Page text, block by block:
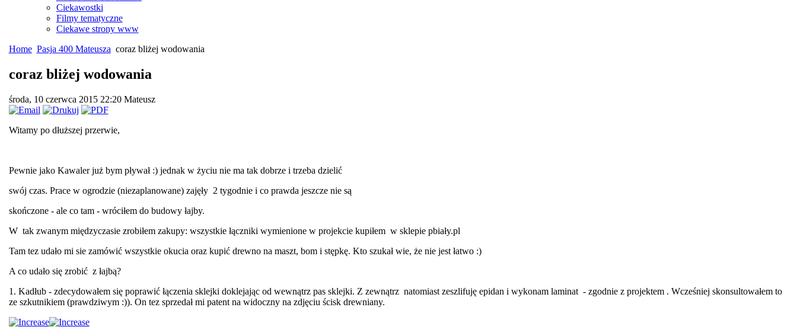
Ciekawostki
Filmy tematyczne
Ciekawe strony www
Home Pasja 400 Mateusza coraz bliżej wodowania
coraz bliżej wodowania
środa, 10 czerwca 2015 22:20 Mateusz
Witamy po dłuższej przerwie,
Pewnie jako Kawaler już bym pływał :) jednak w życiu nie ma tak dobrze i trzeba dzielić
swój czas. Prace w ogrodzie (niezaplanowane) zajęły 2 tygodnie i co prawda jeszcze nie są
skończone - ale co tam - wróciłem do budowy łajby.
W tak zwanym międzyczasie zrobiłem zakupy: wszystkie łączniki wymienione w projekcie kupiłem w sklepie pbiały.pl
Tam tez udało mi sie zamówić wszystkie okucia oraz kupić drewno na maszt, bom i stępkę. Kto szukał wie, że nie jest łatwo :)
A co udało się zrobić z łajbą?
1. Kadłub - zdecydowałem się poprawić łączenia sklejki doklejając od wewnątrz pas sklejki. Z zewnątrz natomiast zeszlifuję epidan i wykonam laminat - zgodnie z projektem . Wcześniej skonsultowałem to
ze szkutnikiem (prawdziwym :)). On tez sprzedał mi patent na widoczny na zdjęciu ścisk drewniany.